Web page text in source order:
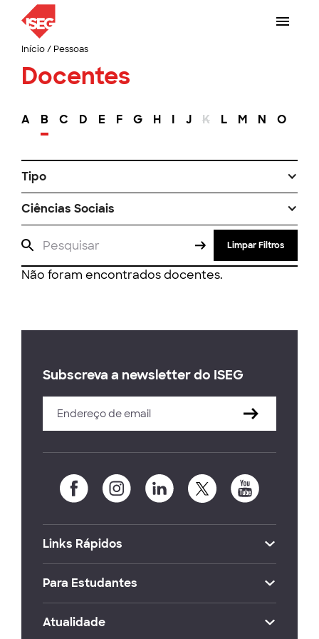
Início/ Pessoas
Docentes
A B C D E F G H I J K L M N O
Tipo
Ciências Sociais
Limpar Filtros
Não foram encontrados docentes.
Subscreva a newsletter do ISEG
Links Rápidos
Para Estudantes
Atualidade